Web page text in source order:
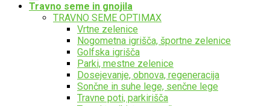
Travno seme in gnojila
TRAVNO SEME OPTIMAX
Vrtne zelenice
Nogometna igrišča, športne zelenice
Golfska igrišča
Parki, mestne zelenice
Dosejevanje, obnova, regeneracija
Sončne in suhe lege, senčne lege
Travne poti, parkirišča